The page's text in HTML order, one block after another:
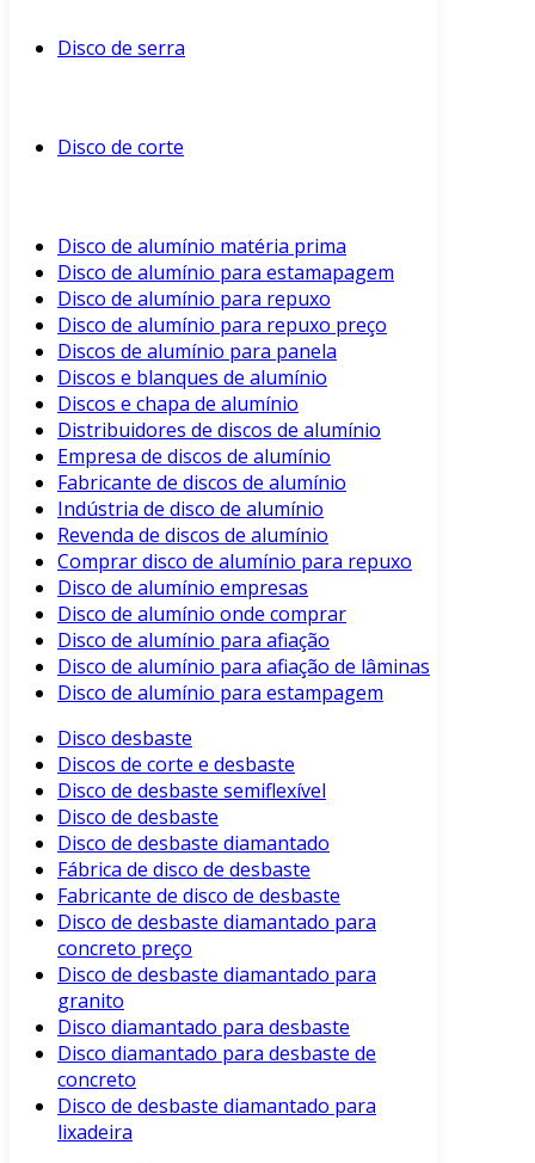
Disco de serra
Disco de corte
Disco de alumínio matéria prima
Disco de alumínio para estamapagem
Disco de alumínio para repuxo
Disco de alumínio para repuxo preço
Discos de alumínio para panela
Discos e blanques de alumínio
Discos e chapa de alumínio
Distribuidores de discos de alumínio
Empresa de discos de alumínio
Fabricante de discos de alumínio
Indústria de disco de alumínio
Revenda de discos de alumínio
Comprar disco de alumínio para repuxo
Disco de alumínio empresas
Disco de alumínio onde comprar
Disco de alumínio para afiação
Disco de alumínio para afiação de lâminas
Disco de alumínio para estampagem
Disco desbaste
Discos de corte e desbaste
Disco de desbaste semiflexível
Disco de desbaste
Disco de desbaste diamantado
Fábrica de disco de desbaste
Fabricante de disco de desbaste
Disco de desbaste diamantado para
concreto preço
Disco de desbaste diamantado para
granito
Disco diamantado para desbaste
Disco diamantado para desbaste de
concreto
Disco de desbaste diamantado para
lixadeira